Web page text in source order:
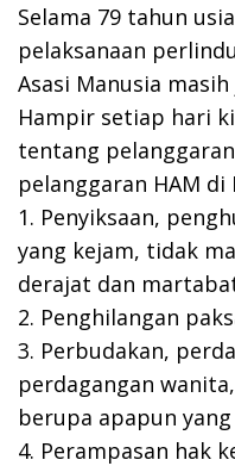
Selama 79 tahun
pelaksanaan
Asasi Manusia
Hampir setiap hari
tentang
pelanggaran HAM
1. Penyiksaan,
yang kejam, tidak
derajat dan
2. Penghilangan
3. Perbudakan,
perdagangan
berupa apapun
4. Perampasan hak